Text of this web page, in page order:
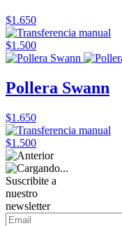
$1.650
$1.500
Pollera Swann
$1.650
$1.500
Suscribite a
nuestro
newsletter